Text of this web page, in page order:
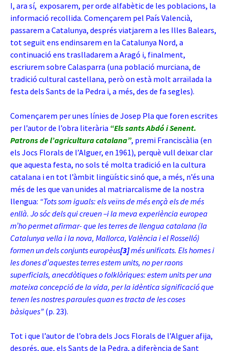
I, ara sí, exposarem, per orde alfabètic de les poblacions, la
informació recollida. Començarem pel País Valencià,
passarem a Catalunya, després viatjarem a les Illes Balears,
tot seguit ens endinsarem en la Catalunya Nord, a
continuació ens traslladarem a Aragó i, finalment,
escriurem sobre Calasparra (una població murciana, de
tradició cultural castellana, però on està molt arraïlada la
festa dels Sants de la Pedra i, a més, des de fa segles).
Començarem per unes línies de Josep Pla que foren escrites
per l’autor de l’obra literària “Els sants Abdó i Senent.
Patrons de l’agricultura catalana”, premi Franciscàlia (en
els Jocs Florals de l’Alguer, en 1961), perquè vull deixar clar
que aquesta festa, no sols té molta tradició en la cultura
catalana i en tot l’àmbit lingüístic sinó que, a més, n’és una
més de les que van unides al matriarcalisme de la nostra
llengua: “Tots som iguals: els veïns de més ençà els de més
enllà. Jo sóc dels qui creuen –i la meva experiència europea
m’ho permet afirmar- que les terres de llengua catalana (la
Catalunya vella i la nova, Mallorca, València i el Rosselló)
formen un dels conjunts europèus[3]més unificats. Els homes i
les dones d’aquestes terres estem units, no per raons
superficials, anecdòtiques o folklòriques: estem units per una
mateixa concepció de la vida, per la idèntica significació que
tenen les nostres paraules quan es tracta de les coses
bàsiques” (p. 23).
Tot i que l’autor de l’obra dels Jocs Florals de l’Alguer afija,
després, que, els Sants de la Pedra, a diferència de Sant